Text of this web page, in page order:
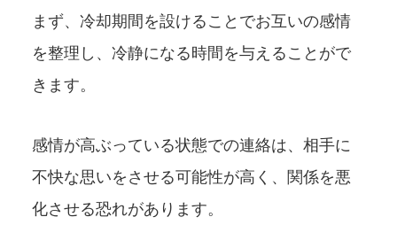
まず、冷却期間を設けることでお互いの感情
を整理し、冷静になる時間を与えることがで
きます。
感情が高ぶっている状態での連絡は、相手に
不快な思いをさせる可能性が高く、関係を悪
化させる恐れがあります。